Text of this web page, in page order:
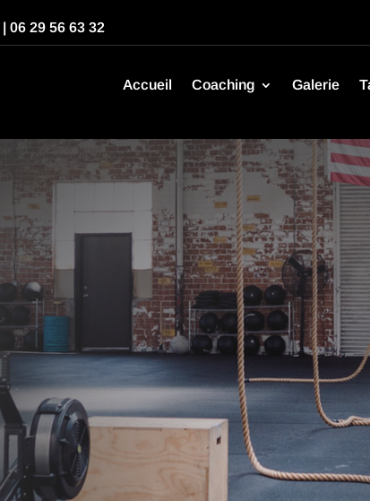
| 06 29 56 63 32
Accueil Coaching Galerie